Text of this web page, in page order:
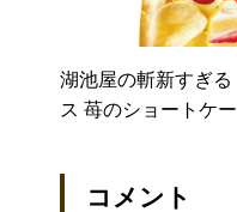
湖池屋の斬新すぎ
ス 苺のショートケ
コメント